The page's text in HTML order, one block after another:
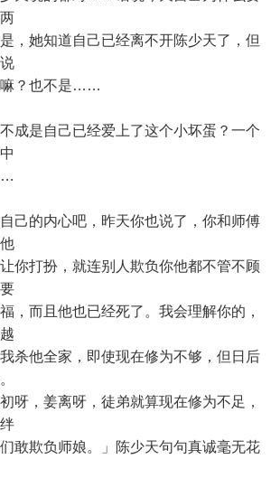
，她知道自己已经离不开陈少天了，但
嘛？也不是……
是自己已经爱上了这个小坏蛋？一个
的内心吧，昨天你也说了，你和师傅
你打扮，就连别人欺负你他都不管不顾
，而且他也已经死了。我会理解你的，
杀他全家，即使现在修为不够，但日后
呀，姜离呀，徒弟就算现在修为不足，
敢欺负师娘。」陈少天句句真诚毫无花